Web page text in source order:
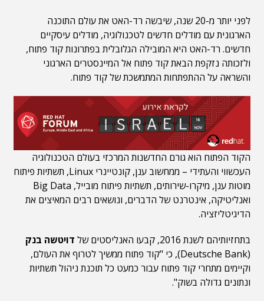
לפני יותר מ-20 שנה, שיבשה רד-האט את עולם התוכנה
הארגונית עם מודלים חדשים לטכנולוגיה, מודלים עיסקיים
חדשים. רד-האט היא המובילה הגלובלית בפתרונות קוד פתוח,
ולזכותה נזקפת הבאת קוד פתוח אל המיינסטרים הארגוני
והשראה על ההתפתחות המתמשכת של קוד פתוח.
הקוד הפתוח הוא גורם החדשנות המרכזי בעולם הטכנולוגיה
העכשווי והעתידי – ממחשוב ענן, קונטיינרי Linux, תשתיות פיתוח
מוטות ענן, מיקרו-שירותים, תשתיות פיתוח מובייל, Big Data
ואנליטיקה, אינטרנט של הדברים, ונושאים רבים המאיצים את
הדיגיטליזציה.
בתחזיותיהם לשנת 2016, קבעו האנליסטים של
דויטשה בנק
(Deutsche Bank), כי "קוד פתוח ממשיך לטרוף את העולם,
וקיימים מתחרי קוד פתוח עבור כמעט כל תוכנת ניהול תשתיות
ונתונים גדולה בשוק".